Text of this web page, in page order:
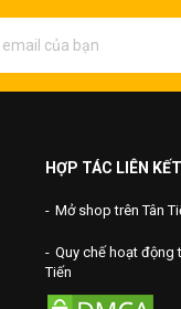
HỢP TÁC LIÊN KẾT
Mở shop trên Tân
Quy chế hoạt động
Tiến